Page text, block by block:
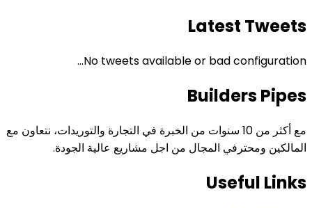
Latest Tweets
No tweets available or bad configuration...
Builders Pipes
مع أكثر من 10 سنوات من الخبرة في التجارة والتوريدات، نتعاون مع
المالكين ومحترفي المجال من اجل مشاريع عالية الجودة.
Useful Links